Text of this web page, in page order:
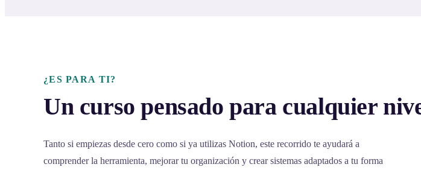
¿ES PARA TI?
Un curso pensado para cualquier
Tanto si empiezas desde cero como si ya utilizas Notion, este recorrido te ayudará a
comprender la herramienta, mejorar tu organización y crear sistemas adaptados a tu forma